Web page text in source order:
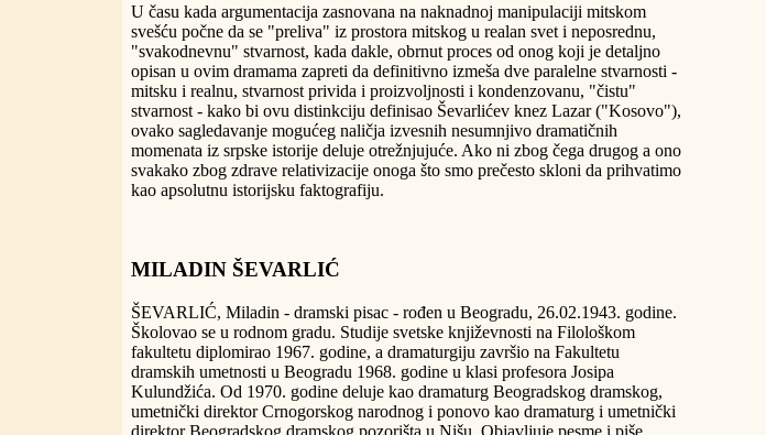
U času kada argumentacija zasnovana na naknadnoj manipulaciji mitskom
svešću počne da se "preliva" iz prostora mitskog u realan svet i neposrednu,
"svakodnevnu" stvarnost, kada dakle, obrnut proces od onog koji je detaljno
opisan u ovim dramama zapreti da definitivno izmeša dve paralelne stvarnosti -
mitsku i realnu, stvarnost privida i proizvoljnosti i kondenzovanu, "čistu"
stvarnost - kako bi ovu distinkciju definisao Ševarlićev knez Lazar ("Kosovo"),
ovako sagledavanje mogućeg naličja izvesnih nesumnjivo dramatičnih
momenata iz srpske istorije deluje otrežnjujuće. Ako ni zbog čega drugog a ono
svakako zbog zdrave relativizacije onoga što smo prečesto skloni da prihvatimo
kao apsolutnu istorijsku faktografiju.
MILADIN ŠEVARLIĆ
ŠEVARLIĆ, Miladin - dramski pisac - rođen u Beogradu, 26.02.1943. godine.
Školovao se u rodnom gradu. Studije svetske književnosti na Filološkom
fakultetu diplomirao 1967. godine, a dramaturgiju završio na Fakultetu
dramskih umetnosti u Beogradu 1968. godine u klasi profesora Josipa
Kulundžića. Od 1970. godine deluje kao dramaturg Beogradskog dramskog,
umetnički direktor Crnogorskog narodnog i ponovo kao dramaturg i umetnički